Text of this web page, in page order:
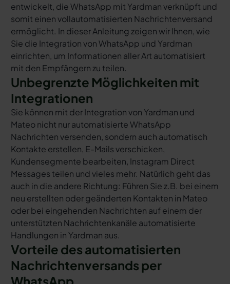
entwickelt, die WhatsApp mit Yardman verknüpft und
somit einen vollautomatisierten Nachrichtenversand
ermöglicht. In dieser Anleitung zeigen wir Ihnen, wie
Sie die Integration von WhatsApp und Yardman
einrichten, um Informationen aller Art automatisiert
mit den Empfängern zu teilen.
Unbegrenzte Möglichkeiten mit
Integrationen
Sie können mit der Integration von Yardman und
Mateo nicht nur automatisierte WhatsApp
Nachrichten versenden, sondern auch automatisch
Kontakte erstellen, E-Mails verschicken,
Kundensegmente bearbeiten, Instagram Direct
Messages teilen und vieles mehr. Natürlich geht das
auch in die andere Richtung: Führen Sie z.B. bei einem
neu erstellten oder geänderten Kontakten in Mateo
oder bei eingehenden Nachrichten auf einem der
unterstützten Nachrichtenkanäle automatisierte
Handlungen in Yardman aus.
Vorteile des automatisierten
Nachrichtenversands per
WhatsApp